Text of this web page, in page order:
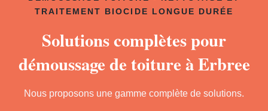
TRAITEMENT BIOCIDE LONGUE DURÉE
Solutions complètes pour
démoussage de toiture à Erbree
Nous proposons une gamme complète de solutions.